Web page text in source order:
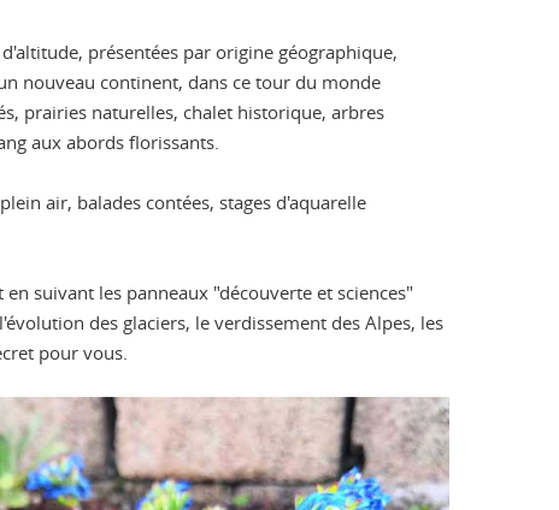
présentées par origine géographique,
nouveau continent, dans ce tour du monde
prairies naturelles, chalet historique, arbres
aux abords florissants.
air, balades contées, stages d'aquarelle
suivant les panneaux "découverte et sciences"
des glaciers, le verdissement des Alpes, les
pour vous.